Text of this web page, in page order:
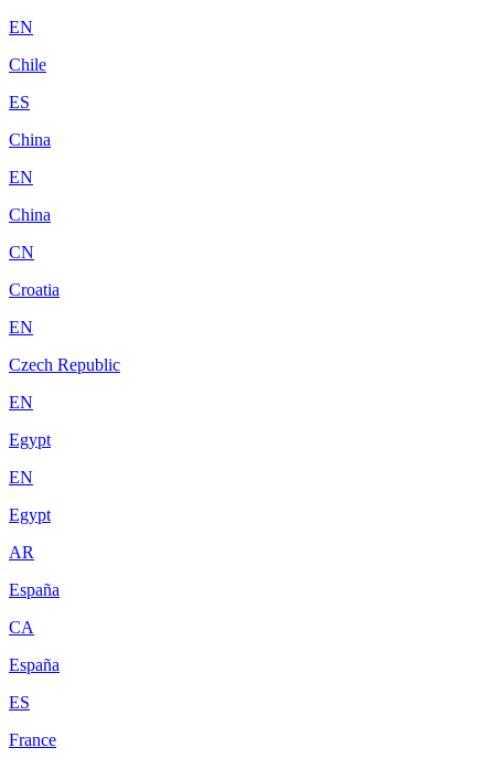
EN
Chile
ES
China
EN
China
CN
Croatia
EN
Czech Republic
EN
Egypt
EN
Egypt
AR
España
CA
España
ES
France